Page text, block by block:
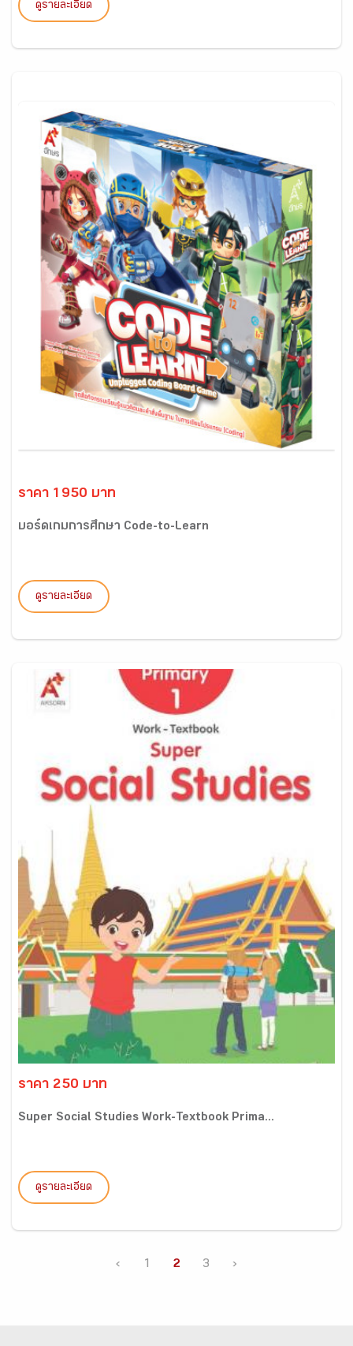
ดูรายละเอียด
ราคา 1950 บาท
บอร์ดเกมการศึกษา Code-to-Learn
ดูรายละเอียด
ราคา 250 บาท
Super Social Studies Work-Textbook Prima...
ดูรายละเอียด
‹ 1 2 3 ›